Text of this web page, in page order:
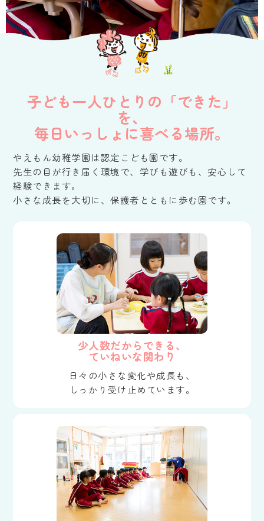
子ども一人ひとりの「できた」
を、
毎日いっしょに喜べる場所。
やえもん幼稚学園は認定こども園です。
先生の目が行き届く環境で、学びも遊びも、安心して
経験できます。
小さな成長を大切に、保護者とともに歩む園です。
少人数だからできる、
ていねいな関わり
日々の小さな変化や成長も、
しっかり受け止めています。